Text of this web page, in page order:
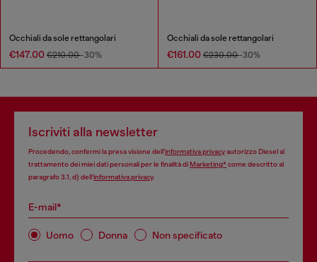
Occhiali da sole rettangolari
€147.00 €210.00-30%
Occhiali da sole rettangolari
€161.00 €230.00-30%
Iscriviti alla newsletter
Procedendo, confermi la presa visione dell’informativa privacyautorizzo Diesel al
trattamento dei miei dati personali per le finalità diMarketing*come descritto al
paragrafo 3.1, d) dell’informativa privacy.
E-mail*
Uomo Donna Non specificato